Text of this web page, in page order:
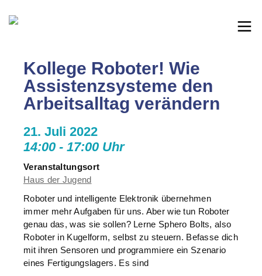
Kollege Roboter! Wie
Assistenzsysteme den
Arbeitsalltag verändern
21. Juli 2022
14:00 - 17:00 Uhr
Veranstaltungsort
Haus der Jugend
Roboter und intelligente Elektronik übernehmen
immer mehr Aufgaben für uns. Aber wie tun Roboter
genau das, was sie sollen? Lerne Sphero Bolts, also
Roboter in Kugelform, selbst zu steuern. Befasse dich
mit ihren Sensoren und programmiere ein Szenario
eines Fertigungslagers. Es sind